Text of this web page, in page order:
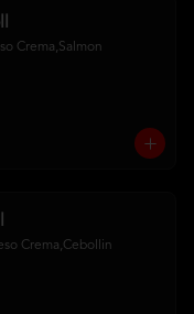
Crema,Salmon
Crema,Cebollin